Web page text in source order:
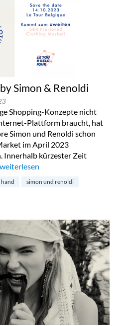
Simon & Renoldi
Shopping-Konzepte nicht
Plattform braucht, hat
Simon und Renoldi schon
im April 2023
Innerhalb kürzester Zeit
„Preloved Market by Simon &
weiterlesen
simon und renoldi